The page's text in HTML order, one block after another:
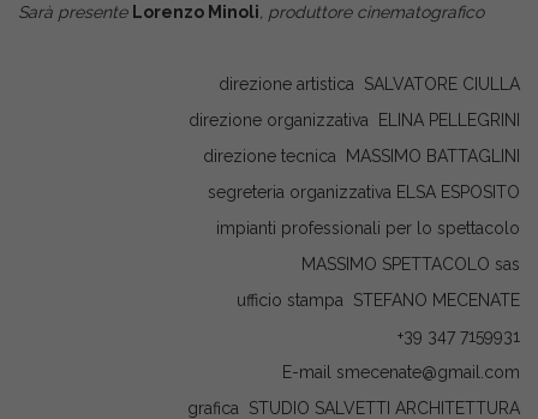
Sarà presente Lorenzo Minoli , produttore cinematografico
direzione artistica SALVATORE CIULLA
direzione organizzativa ELINA PELLEGRINI
direzione tecnica MASSIMO BATTAGLINI
segreteria organizzativa ELSA ESPOSITO
impianti professionali per lo spettacolo
MASSIMO SPETTACOLO sas
ufficio stampa STEFANO MECENATE
+39 347 7159931
E-mail smecenate@gmail.com
grafica STUDIO SALVETTI ARCHITETTURA